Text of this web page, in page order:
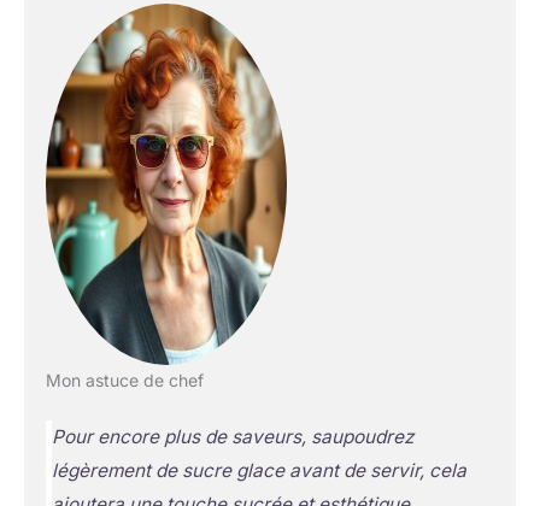
Mon astuce de chef
Pour encore plus de saveurs, saupoudrez
légèrement de sucre glace avant de servir, cela